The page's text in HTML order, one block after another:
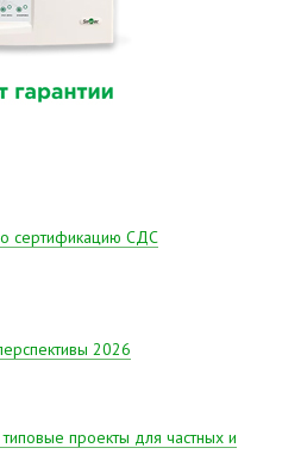
сертификацию СДС
2026
проекты для частных и